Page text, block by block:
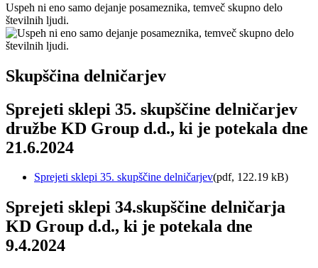
Uspeh ni eno samo dejanje posameznika, temveč skupno delo
številnih ljudi.
Skupščina delničarjev
Sprejeti sklepi 35. skupščine delničarjev
družbe KD Group d.d., ki je potekala dne
21.6.2024
Sprejeti sklepi 35. skupščine delničarjev(pdf, 122.19 kB)
Sprejeti sklepi 34.skupščine delničarja
KD Group d.d., ki je potekala dne
9.4.2024